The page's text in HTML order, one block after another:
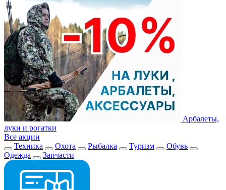
Арбалеты,
луки и рогатки
Все акции
Техника
Охота Рыбалка Туризм
Обувь
Одежда
Запчасти